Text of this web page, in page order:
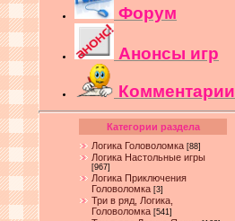
Форум
Анонсы игр
Комментарии
Категории раздела
Логика Головоломка [88]
Логика Настольные игры
[967]
Логика Приключения
Головоломка [3]
Три в ряд, Логика,
Головоломка [541]